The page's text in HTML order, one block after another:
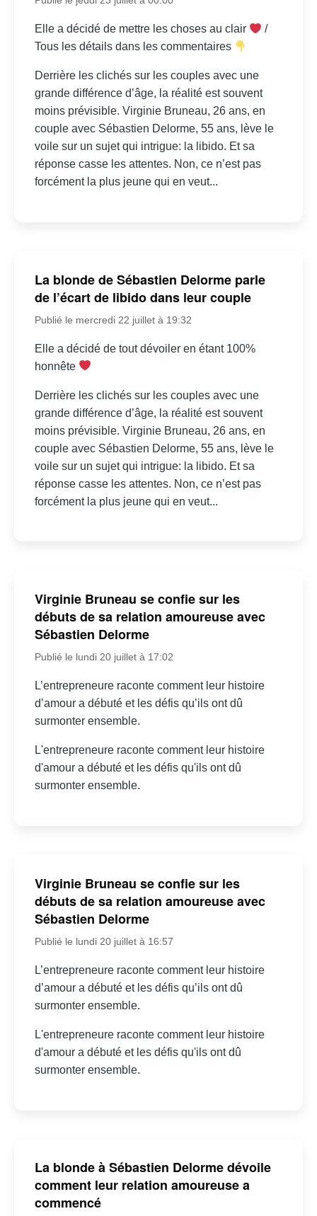
Elle a décidé de mettre les choses au clair
/
Tous les détails dans les commentaires
Derrière les clichés sur les couples avec une
grande différence d’âge, la réalité est souvent
moins prévisible. Virginie Bruneau, 26 ans, en
couple avec Sébastien Delorme, 55 ans, lève le
voile sur un sujet qui intrigue: la libido. Et sa
réponse casse les attentes. Non, ce n’est pas
forcément la plus jeune qui en veut...
La blonde de Sébastien Delorme parle
de l’écart de libido dans leur couple
Publié le mercredi 22 juillet à 19:32
Elle a décidé de tout dévoiler en étant 100%
honnête
Derrière les clichés sur les couples avec une
grande différence d’âge, la réalité est souvent
moins prévisible. Virginie Bruneau, 26 ans, en
couple avec Sébastien Delorme, 55 ans, lève le
voile sur un sujet qui intrigue: la libido. Et sa
réponse casse les attentes. Non, ce n’est pas
forcément la plus jeune qui en veut...
Virginie Bruneau se confie sur les
débuts de sa relation amoureuse avec
Sébastien Delorme
Publié le lundi 20 juillet à 17:02
L’entrepreneure raconte comment leur histoire
d’amour a débuté et les défis qu’ils ont dû
surmonter ensemble.
L'entrepreneure raconte comment leur histoire
d'amour a débuté et les défis qu'ils ont dû
surmonter ensemble.
Virginie Bruneau se confie sur les
débuts de sa relation amoureuse avec
Sébastien Delorme
Publié le lundi 20 juillet à 16:57
L’entrepreneure raconte comment leur histoire
d’amour a débuté et les défis qu’ils ont dû
surmonter ensemble.
L'entrepreneure raconte comment leur histoire
d'amour a débuté et les défis qu'ils ont dû
surmonter ensemble.
La blonde à Sébastien Delorme dévoile
comment leur relation amoureuse a
commencé